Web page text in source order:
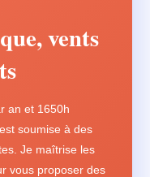
vents
an et 1650h
soumise à des
Je maîtrise les
vous proposer des